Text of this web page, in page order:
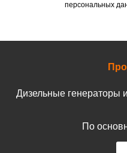
персональных
Дизельные генераторы
По